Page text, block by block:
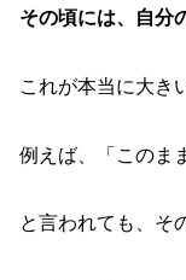
その頃には、自分
これが本当に大き
例えば、「このま
と言われても、そ